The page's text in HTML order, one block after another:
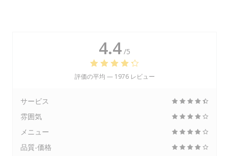
4.4 /5
評価の平均 — 1976 レビュー
サービス
雰囲気
メニュー
品質-価格